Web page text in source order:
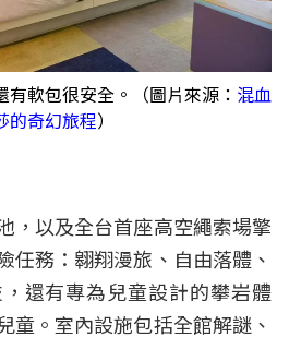
軟包很安全。（圖片來源： 混血
的奇幻旅程）
，以及全台首座高空繩索場擎
任務：翱翔漫旅、自由落體、
還有專為兒童設計的攀岩體
童。室內設施包括全館解謎、